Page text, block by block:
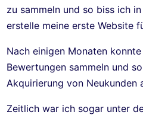
zu sammeln und so biss ich
erstelle meine erste Website
Nach einigen Monaten
Bewertungen sammeln und
Akquirierung von Neukunden
Zeitlich war ich sogar unter